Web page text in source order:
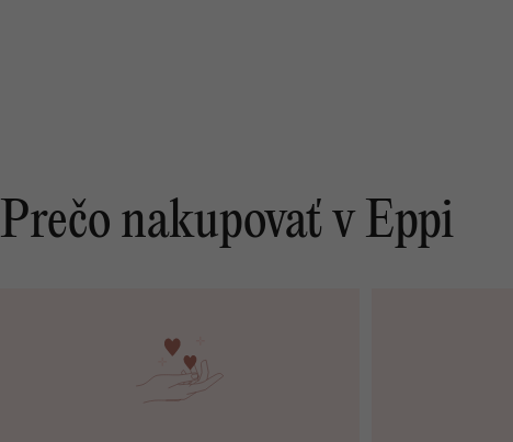
Prečo nakupovať v Eppi